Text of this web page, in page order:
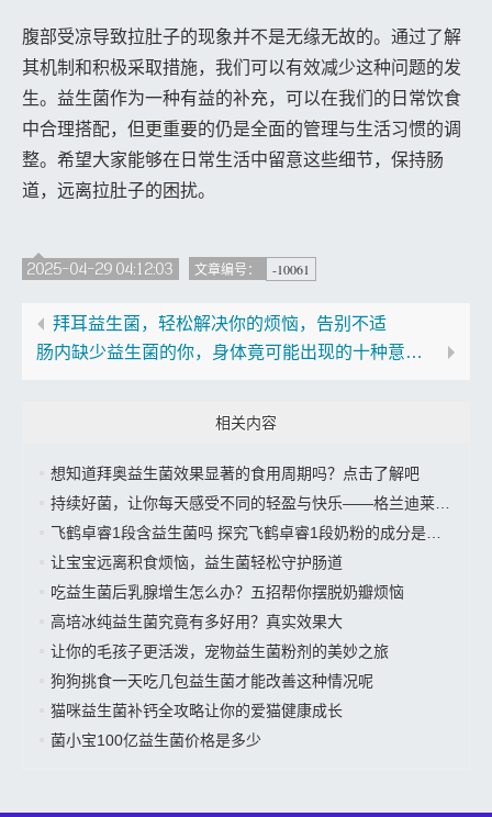
腹部受凉导致拉肚子的现象并不是无缘无故的。通过了解
其机制和积极采取措施，我们可以有效减少这种问题的发
生。益生菌作为一种有益的补充，可以在我们的日常饮食
中合理搭配，但更重要的仍是全面的管理与生活习惯的调
整。希望大家能够在日常生活中留意这些细节，保持肠
道，远离拉肚子的困扰。
2025-04-29 04:12:03 文章编号： -10061
拜耳益生菌，轻松解决你的烦恼，告别不适
肠内缺少益生菌的你，身体竟可能出现的十种意想不到的变化
相关内容
想知道拜奥益生菌效果显著的食用周期吗？点击了解吧
持续好菌，让你每天感受不同的轻盈与快乐——格兰迪莱益生菌来袭”
飞鹤卓睿1段含益生菌吗 探究飞鹤卓睿1段奶粉的成分是否有益生菌
让宝宝远离积食烦恼，益生菌轻松守护肠道
吃益生菌后乳腺增生怎么办？五招帮你摆脱奶瓣烦恼
高培冰纯益生菌究竟有多好用？真实效果大
让你的毛孩子更活泼，宠物益生菌粉剂的美妙之旅
狗狗挑食一天吃几包益生菌才能改善这种情况呢
猫咪益生菌补钙全攻略让你的爱猫健康成长
菌小宝100亿益生菌价格是多少